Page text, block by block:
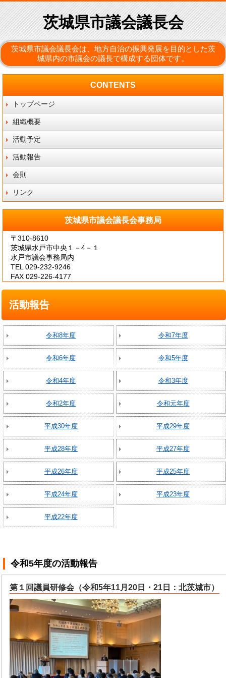
茨城県市議会議長会
茨城県市議会議長会は、地方自治の振興発展を目的とした茨
城県内の市議会の議長で構成する団体です。
CONTENTS
トップページ
組織概要
活動予定
活動報告
会則
リンク
茨城県市議会議長会事務局
〒310-8610
茨城県水戸市中央１－4－１
水戸市議会事務局内
TEL 029-232-9246
FAX 029-226-4177
活動報告
令和8年度 令和7年度
令和6年度 令和5年度
令和4年度 令和3年度
令和2年度 令和元年度
平成30年度 平成29年度
平成28年度 平成27年度
平成26年度 平成25年度
平成24年度 平成23年度
平成22年度
令和5年度の活動報告
第１回議員研修会（令和5年11月20日・21日：北茨城市）